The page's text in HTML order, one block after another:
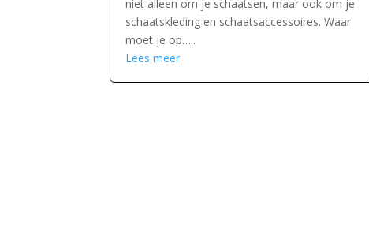
niet alleen om je schaatsen, maar ook om je
schaatskleding en schaatsaccessoires. Waar
moet je op…..
Lees meer